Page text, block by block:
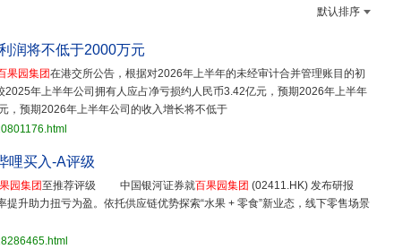
默认排序
润将不低于2000万元
果园集团在港交所公告，根据对2026年上半年的未经审计合并管理账目的初
年上半年公司拥有人应占净亏损约人民币3.42亿元，预期2026年上半年
，预期2026年上半年公司的收入增长将不低于
哩买入-A评级
园集团至推荐评级 中国银河证券就百果园集团 (02411.HK) 发布研报
升助力扭亏为盈。依托供应链优势探索“水果 + 零食”新业态，线下零售场景